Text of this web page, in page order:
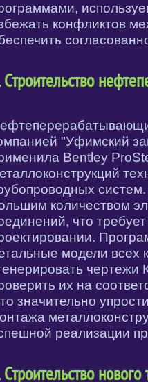
конфликтов
Строительство
"Уфимский
Bentley
количеством
что
модели всех
их на
значительно
реализации
Строительство